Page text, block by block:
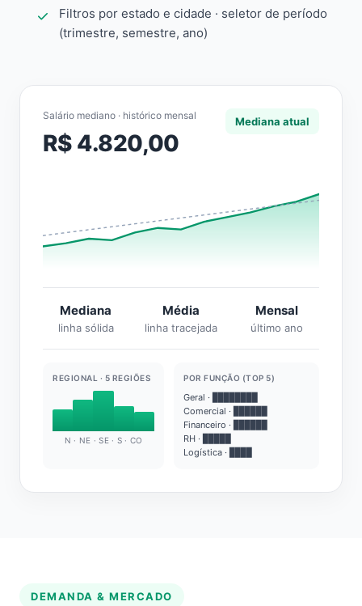
Filtros por estado e cidade · seletor de período
(trimestre, semestre, ano)
Salário mediano · histórico mensal
R$ 4.820,00
Mediana atual
Mediana
linha sólida
Média
linha tracejada
Mensal
último ano
REGIONAL · 5 REGIÕES
N · NE · SE · S · CO
POR FUNÇÃO (TOP 5)
Geral · ████████
Comercial · ██████
Financeiro · ██████
RH · █████
Logística · ████
DEMANDA & MERCADO